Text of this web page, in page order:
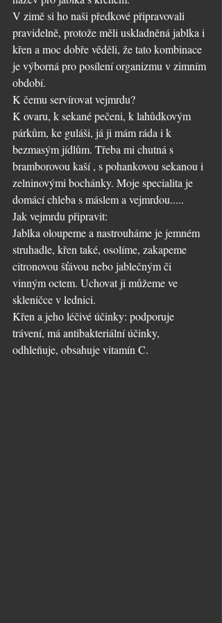
V zimě si ho naši předkové připravovali
pravidelně, protože měli uskladněná jablka i
křen a moc dobře věděli, že tato kombinace
je výborná pro posílení organizmu v zimním
období.
K čemu servírovat vejmrdu?
K ovaru, k sekané pečeni, k lahůdkovým
párkům, ke guláši, já ji mám ráda i k
bezmasým jídlům. Třeba mi chutná s
bramborovou kaší , s pohankovou sekanou i
zelninovými bochánky. Moje specialita je
domácí chleba s máslem a vejmrdou.....
Jak vejmrdu připravit:
Jablka oloupeme a nastrouháme je jemném
struhadle, křen také, osolíme, zakapeme
citronovou šťávou nebo jablečným či
vinným octem. Uchovat ji můžeme ve
skleničce v lednici.
Křen a jeho léčivé účinky: podporuje
trávení, má antibakteriální účinky,
odhleňuje, obsahuje vitamín C.